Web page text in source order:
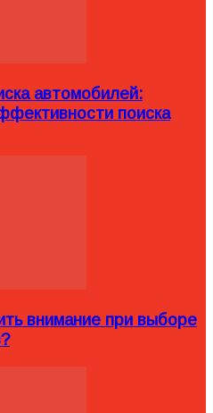
автомобилей:
поиска
внимание при выборе